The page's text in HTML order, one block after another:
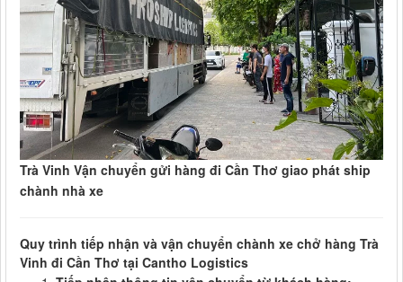
Trà Vinh Vận chuyển gửi hàng đi Cần Thơ giao phát ship
chành nhà xe
Quy trình tiếp nhận và vận chuyển chành xe chở hàng Trà
Vinh đi Cần Thơ tại Cantho Logistics